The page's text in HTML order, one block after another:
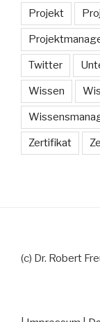
Projekt
Twitter
Wissen
Zertifikat
(c) Dr. Robert